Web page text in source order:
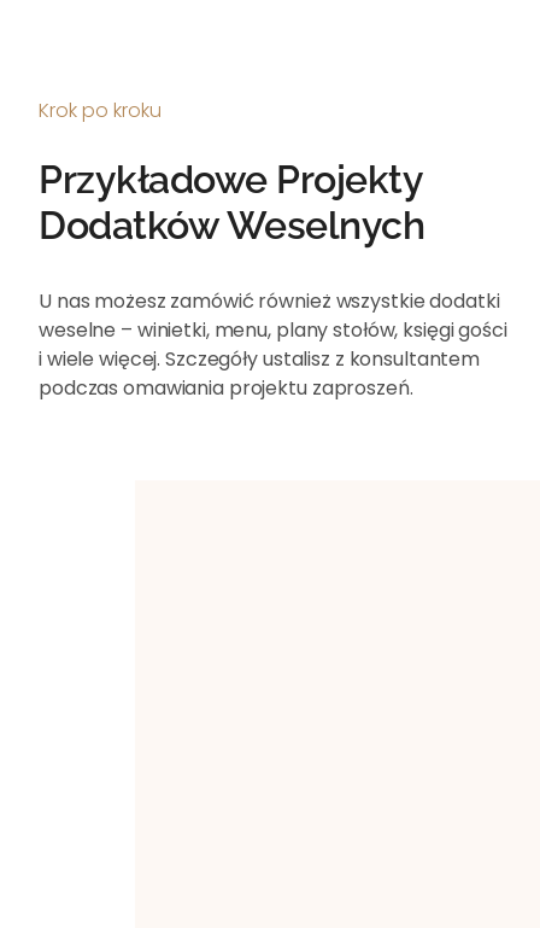
Krok po kroku
Przykładowe Projekty
Dodatków Weselnych
U nas możesz zamówić również wszystkie dodatki
weselne – winietki, menu, plany stołów, księgi gości
i wiele więcej. Szczegóły ustalisz z konsultantem
podczas omawiania projektu zaproszeń.